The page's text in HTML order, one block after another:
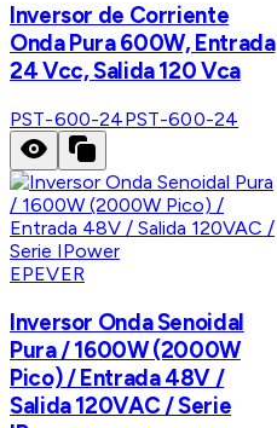
Inversor de Corriente
Onda Pura 600W, Entrada
24 Vcc, Salida 120 Vca
PST-600-24PST-600-24
EPEVER
Inversor Onda Senoidal
Pura / 1600W (2000W
Pico) / Entrada 48V /
Salida 120VAC / Serie